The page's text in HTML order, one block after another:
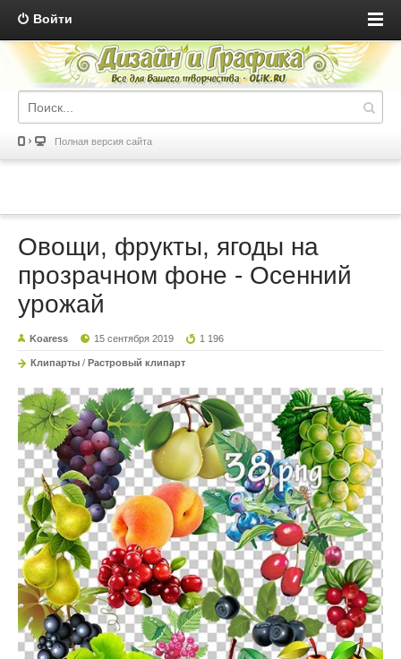
Войти
Полная версия сайта
Овощи, фрукты, ягоды на
прозрачном фоне - Осенний
урожай
Koaress 15 сентября 2019 1 196
Клипарты / Растровый клипарт